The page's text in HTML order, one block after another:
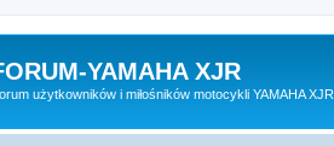
YAMAHA XJR
użytkowników i miłośników motocykli YAMAHA XJR.